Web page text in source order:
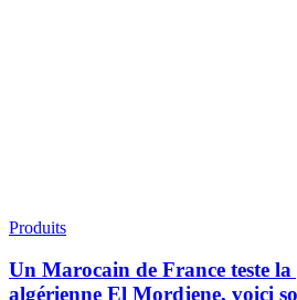
Produits
Un Marocain de France teste
algérienne El Mordjene, voici